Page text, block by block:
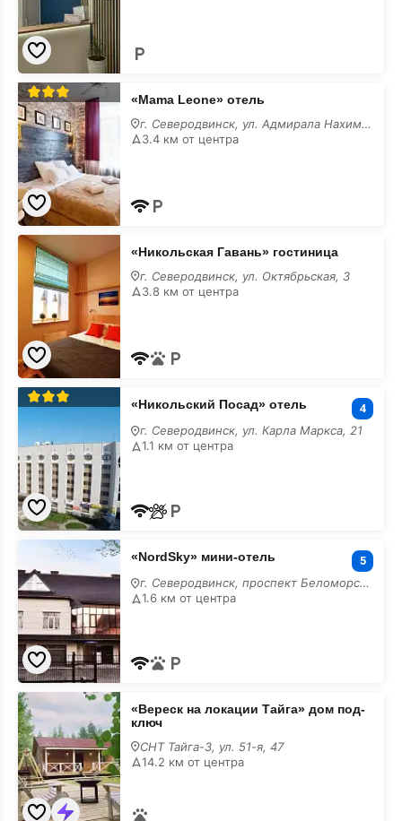
«Mama
Leone»
отель
на
месяц
«Mama Leone» отель
г. Северодвинск, ул. Адмирала Нахимова, 3
3.4 км от центра
«Никольская
Гавань»
гостиница
месяц
«Никольская Гавань» гостиница
г. Северодвинск, ул. Октябрьская, 3
3.8 км от центра
«Никольский
Посад»
месяц
«Никольский Посад» отель 4
г. Северодвинск, ул. Карла Маркса, 21
1.1 км от центра
«NordSky»
отель
на
месяц
«NordSky» мини-отель 5
г. Северодвинск, проспект Беломорский, 62
1.6 км от центра
«Вереск
на
локации
Тайга»
дом
под-
ключ
на
месяц
«Вереск на локации Тайга» дом под-
ключ
СНТ Тайга-3, ул. 51-я, 47
14.2 км от центра